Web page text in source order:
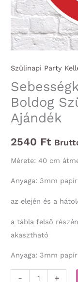
Szülinapi Party
Boldog
Ajándék
2540 Ft
Mérete: 40 cm
Anyaga: 3mm papír
az elején és a
a tábla felső
akasztható
Anyaga: 3mm papír
-
Sebességkorlátozó
+